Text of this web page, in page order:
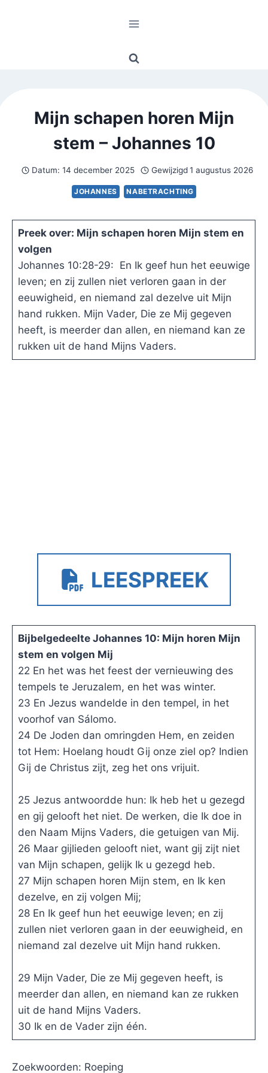
Mijn schapen horen Mijn
stem – Johannes 10
Datum: 14 december 2025 Gewijzigd 1 augustus 2026
JOHANNES NABETRACHTING
Preek over: Mijn schapen horen Mijn stem en
volgen
Johannes 10:28-29: En Ik geef hun het eeuwige
leven; en zij zullen niet verloren gaan in der
eeuwigheid, en niemand zal dezelve uit Mijn
hand rukken. Mijn Vader, Die ze Mij gegeven
heeft, is meerder dan allen, en niemand kan ze
rukken uit de hand Mijns Vaders.
LEESPREEK
Bijbelgedeelte Johannes 10: Mijn horen Mijn
stem en volgen Mij
22 En het was het feest der vernieuwing des
tempels te Jeruzalem, en het was winter.
23 En Jezus wandelde in den tempel, in het
voorhof van Sálomo.
24 De Joden dan omringden Hem, en zeiden
tot Hem: Hoelang houdt Gij onze ziel op? Indien
Gij de Christus zijt, zeg het ons vrijuit.
25 Jezus antwoordde hun: Ik heb het u gezegd
en gij gelooft het niet. De werken, die Ik doe in
den Naam Mijns Vaders, die getuigen van Mij.
26 Maar gijlieden gelooft niet, want gij zijt niet
van Mijn schapen, gelijk Ik u gezegd heb.
27 Mijn schapen horen Mijn stem, en Ik ken
dezelve, en zij volgen Mij;
28 En Ik geef hun het eeuwige leven; en zij
zullen niet verloren gaan in der eeuwigheid, en
niemand zal dezelve uit Mijn hand rukken.
29 Mijn Vader, Die ze Mij gegeven heeft, is
meerder dan allen, en niemand kan ze rukken
uit de hand Mijns Vaders.
30 Ik en de Vader zijn één.
Zoekwoorden: Roeping